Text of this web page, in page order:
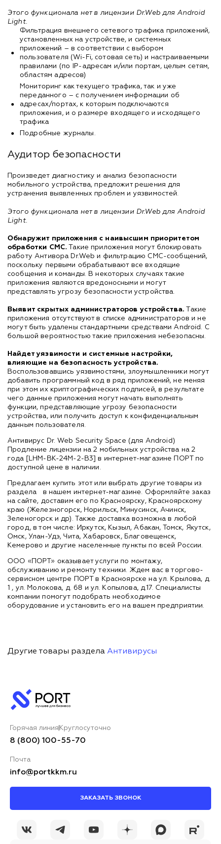
Этого функционала нет в лицензии Dr.Web для Android
Light.
Фильтрация внешнего сетевого трафика приложений,
установленных на устройстве, и системных
приложений – в соответствии с выбором
пользователя (Wi-Fi, сотовая сеть) и настраиваемыми
правилами (по IP-адресам и/или портам, целым сетям,
областям адресов)
Мониторинг как текущего трафика, так и уже
переданного – с получением информации об
адресах/портах, к которым подключаются
приложения, и о размере входящего и исходящего
трафика
Подробные журналы.
Аудитор безопасности
Произведет диагностику и анализ безопасности
мобильного устройства, предложит решения для
устранения выявленных проблем и уязвимостей.
Этого функционала нет в лицензии Dr.Web для Android
Light.
Обнаружит приложения с наивысшим приоритетом
обработки СМС. Такие приложения могут блокировать
работу Антивора Dr.Web и фильтрацию СМС-сообщений,
поскольку первыми обрабатывают все входящие
сообщения и команды. В некоторых случаях такие
приложения являются вредоносными и могут
представлять угрозу безопасности устройства.
Выявит скрытых администраторов устройства. Такие
приложения отсутствуют в списке администраторов и не
могут быть удалены стандартными средствами Android. С
большой вероятностью такие приложения небезопасны.
Найдет уязвимости и системные настройки,
влияющие на безопасность устройства.
Воспользовавшись уязвимостями, злоумышленники могут
добавить программный код в ряд приложений, не меняя
при этом их криптографических подписей, в результате
чего данные приложения могут начать выполнять
функции, представляющие угрозу безопасности
устройства, или получить доступ к конфиденциальным
данным пользователя.
Антивирус Dr. Web Security Space (для Android)
Продление лицензии на 2 мобильных устройства на 2
года [LHM-BK-24M-2-B3] в интернет-магазине ПОРТ по
доступной цене в наличии.
Предлагаем купить этот или выбрать другие товары из
раздела
в нашем интернет-магазине. Оформляйте заказ
на сайте, доставим его по Красноярску, Красноярскому
краю (Железногорск, Норильск, Минусинск, Ачинск,
Зеленогорск и др). Также доставка возможна в любой
город, в том числе: Иркутск, Кызыл, Абакан, Томск, Якутск,
Омск, Улан-Удэ, Чита, Хабаровск, Благовещенск,
Кемерово и другие населенные пункты по всей России.
ООО «ПОРТ» оказывает услуги по монтажу,
обслуживанию и ремонту техники. Ждем вас в торгово-
сервисном центре ПОРТ в Красноярске на ул. Крылова, д.
1 , ул. Молокова, д. 68 и ул. Копылова, д.17. Специалисты
компании помогут подобрать необходимое
оборудование и установить его на вашем предприятии.
Другие товары раздела Антивирусы
Горячая линия Круглосуточно
8 (800) 100-55-70
Почта
info@portkkm.ru
ЗАКАЗАТЬ ЗВОНОК